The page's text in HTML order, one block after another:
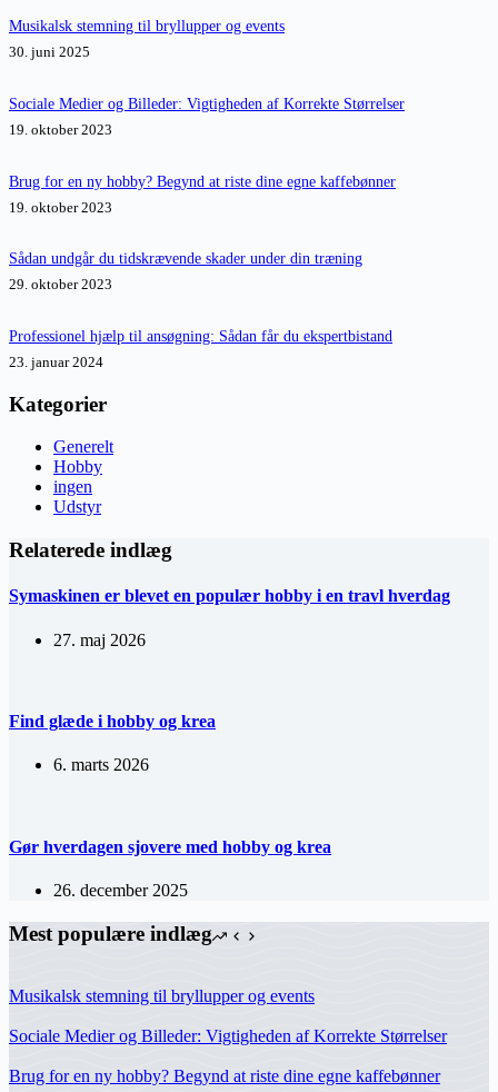
Musikalsk stemning til bryllupper og events
30. juni 2025
Sociale Medier og Billeder: Vigtigheden af Korrekte Størrelser
19. oktober 2023
Brug for en ny hobby? Begynd at riste dine egne kaffebønner
19. oktober 2023
Sådan undgår du tidskrævende skader under din træning
29. oktober 2023
Professionel hjælp til ansøgning: Sådan får du ekspertbistand
23. januar 2024
Kategorier
Generelt
Hobby
ingen
Udstyr
Relaterede indlæg
Symaskinen er blevet en populær hobby i en travl hverdag
27. maj 2026
Find glæde i hobby og krea
6. marts 2026
Gør hverdagen sjovere med hobby og krea
26. december 2025
Mest populære indlæg
Musikalsk stemning til bryllupper og events
Sociale Medier og Billeder: Vigtigheden af Korrekte Størrelser
Brug for en ny hobby? Begynd at riste dine egne kaffebønner